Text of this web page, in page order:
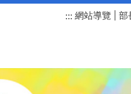
::: 網站導覽 部